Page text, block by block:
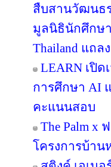
สืบสานวัฒนธ
มูลนิธินักศึกษา
Thailand แถล
LEARN เปิด
การศึกษา AI
คะแนนสอบ
The Palm x
โครงการบ้าน